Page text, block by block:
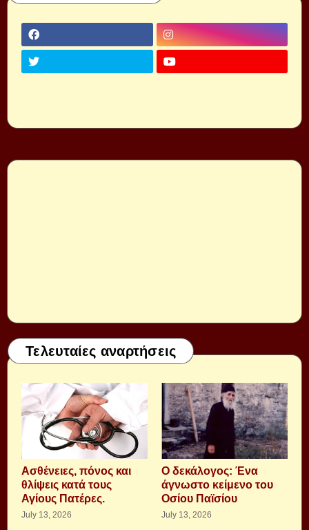
Τελευταίες αναρτήσεις
Aσθένειες, πόνος και
θλίψεις κατά τους
Αγίους Πατέρες.
July 13, 2026
Ο δεκάλογος: Ένα
άγνωστο κείμενο του
Οσίου Παϊσίου
July 13, 2026